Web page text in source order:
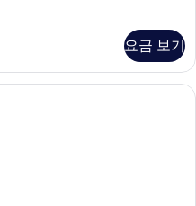
요금 보기
Riverside Pool Villa | 고급 침구, 무료